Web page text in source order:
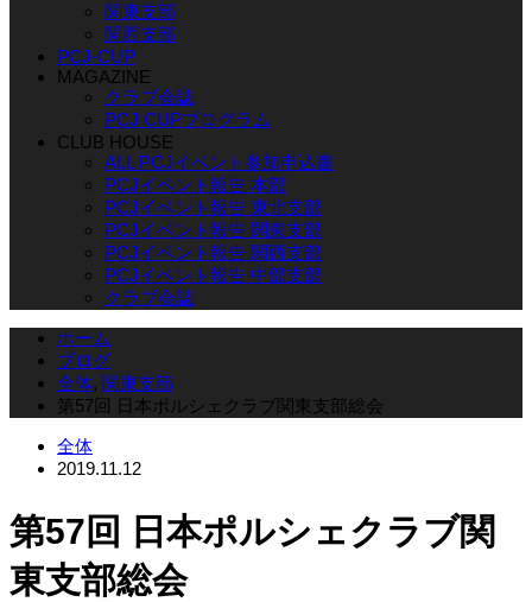
関東支部
関西支部
PCJ-CUP
MAGAZINE
クラブ会誌
PCJ CUPプログラム
CLUB HOUSE
ALL PCJイベント参加申込書
PCJイベント報告 本部
PCJイベント報告 東北支部
PCJイベント報告 関東支部
PCJイベント報告 関西支部
PCJイベント報告 中部支部
クラブ会誌
ホーム
ブログ
全体, 関東支部
第57回 日本ポルシェクラブ関東支部総会
全体
2019.11.12
第57回 日本ポルシェクラブ関
東支部総会